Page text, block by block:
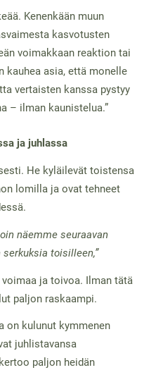
Kenenkään muun
kasvotusten
voimakkaan reaktion tai
kauhea asia, että monelle
vertaisten kanssa pystyy
– ilman kaunistelua.”
ja juhlassa
He kyläilevät toistensa
lomilla ja ovat tehneet
näemme seuraavan
toisilleen,”
ja toivoa. Ilman tätä
paljon raskaampi.
on kulunut kymmenen
juhlistavansa
paljon heidän